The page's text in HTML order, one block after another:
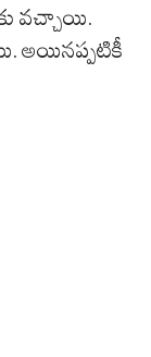
వచ్చాయి.
అయినప్పటికీ